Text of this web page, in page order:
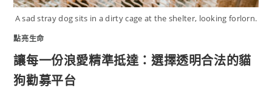
A sad stray dog sits in a dirty cage at the shelter, looking forlorn.
點亮生命
讓每一份浪愛精準抵達：選擇透明合法的貓
狗勸募平台